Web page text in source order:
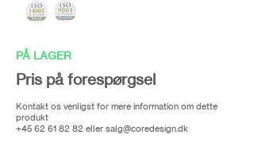
PÅ LAGER
Pris på forespørgsel
Kontakt os venligst for mere information om dette
produkt
+45 62 61 82 82 eller salg@coredesign.dk